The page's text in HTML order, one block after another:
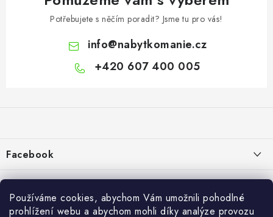
Používáme cookies, abychom Vám umožnili pohodlné
prohlížení webu a abychom mohli díky analýze provozu
Potřebujete s něčím poradit? Jsme tu pro vás!
info@nabytkomanie.cz
+420 607 400 005
a
í
Facebook
Vše o nákupu